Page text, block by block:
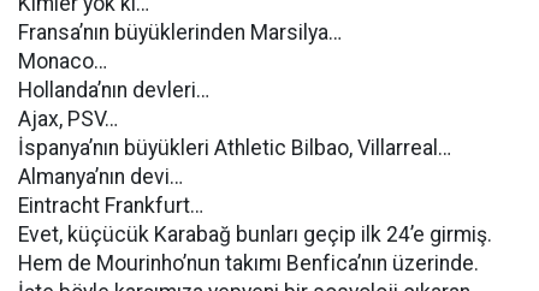
Fransa’nın büyüklerinden Marsilya…
Monaco…
Hollanda’nın devleri…
Ajax, PSV…
İspanya’nın büyükleri Athletic Bilbao, Villarreal…
Almanya’nın devi…
Eintracht Frankfurt…
Evet, küçücük Karabağ bunları geçip ilk 24’e girmiş.
Hem de Mourinho’nun takımı Benfica’nın üzerinde.